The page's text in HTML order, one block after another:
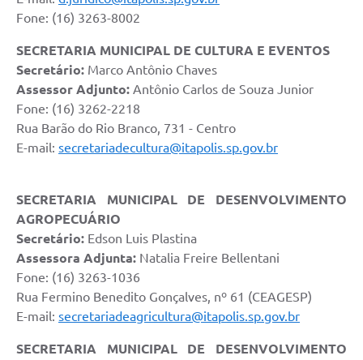
Fone: (16) 3263-8002
SECRETARIA MUNICIPAL DE CULTURA E EVENTOS
Secretário: Marco Antônio Chaves
Assessor Adjunto: Antônio Carlos de Souza Junior
Fone: (16) 3262-2218
Rua Barão do Rio Branco, 731 - Centro
E-mail: secretariadecultura@itapolis.sp.gov.br
SECRETARIA MUNICIPAL DE DESENVOLVIMENTO
AGROPECUÁRIO
Secretário: Edson Luis Plastina
Assessora Adjunta: Natalia Freire Bellentani
Fone: (16) 3263-1036
Rua Fermino Benedito Gonçalves, nº 61 (CEAGESP)
E-mail: secretariadeagricultura@itapolis.sp.gov.br
SECRETARIA MUNICIPAL DE DESENVOLVIMENTO